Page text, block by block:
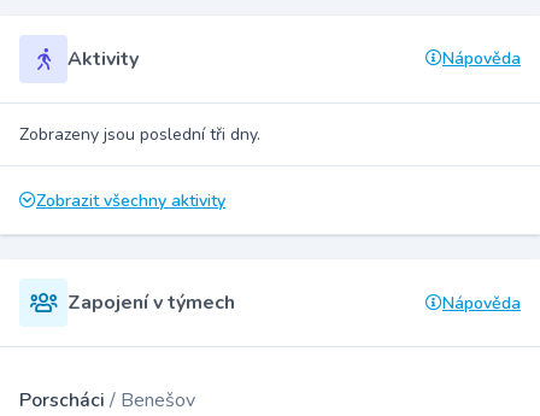
Aktivity Nápověda
Zobrazeny jsou poslední tři dny.
Zobrazit všechny aktivity
Zapojení v týmech Nápověda
Porscháci / Benešov